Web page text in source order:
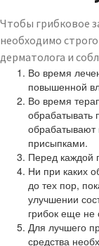
Чтобы грибковое
необходимо
дерматолога и
Во время
повышенной
Во время
обрабатывать
обрабатывают
присыпками.
Перед каждой
Ни при каких
до тех пор,
улучшении
грибок еще не
Для лучшего
средства